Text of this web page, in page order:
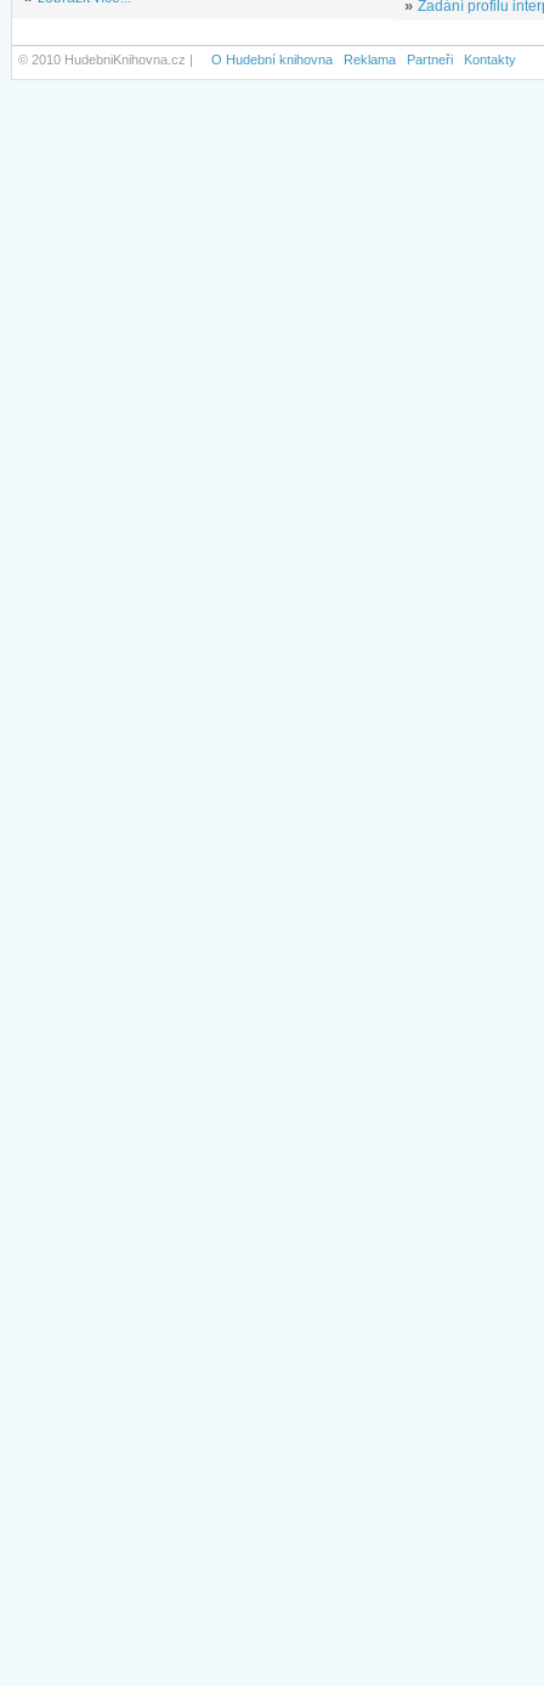
» Zadání profilu
© 2010 HudebniKnihovna.cz | O Hudební knihovna Reklama Partneři Kontakty